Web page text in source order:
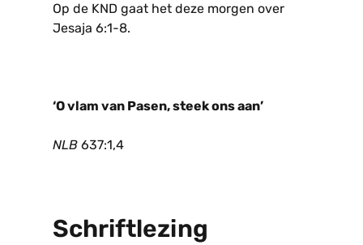
Op de KND gaat het deze morgen over
Jesaja 6:1-8.
‘O vlam van Pasen, steek ons aan’
NLB 637:1,4
Schriftlezing